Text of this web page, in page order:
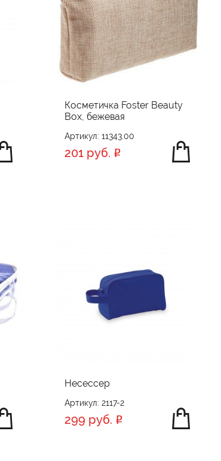
Косметичка Foster Beauty
Box, бежевая
Артикул: 11343.00
201 руб.
Несессер
Артикул: 2117-2
299 руб.